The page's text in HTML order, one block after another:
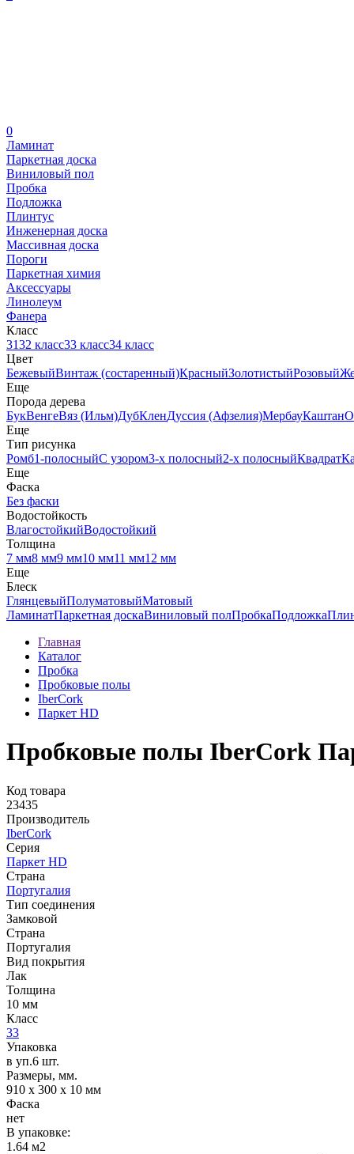
0
Ламинат
Паркетная доска
Виниловый пол
Пробка
Подложка
Плинтус
Инженерная доска
Массивная доска
Пороги
Паркетная химия
Аксессуары
Линолеум
Фанера
Класс
3132 класс33 класс34 класс
Цвет
БежевыйВинтаж (состаренный)КрасныйЗолотистыйРозовый
Еще
Порода дерева
БукВенгеВяз (Ильм)ДубКленДуссия (Афзелия)МербауКаштан
Еще
Тип рисунка
Ромб1-полосныйС узором3-х полосный2-х полосныйКвадрат
Еще
Фаска
Без фаски
Водостойкость
ВлагостойкийВодостойкий
Толщина
7 мм8 мм9 мм10 мм11 мм12 мм
Еще
Блеск
ГлянцевыйПолуматовыйМатовый
ЛаминатПаркетная доскаВиниловый полПробкаПодложка
Главная
Каталог
Пробка
Пробковые полы
IberCork
Паркет HD
Пробковые полы IberCork
Код товара
23435
Производитель
IberCork
Серия
Паркет HD
Страна
Португалия
Тип соединения
Замковой
Страна
Португалия
Вид покрытия
Лак
Толщина
10 мм
Класс
33
Упаковка
в уп.6 шт.
Размеры, мм.
910 х 300 х 10 мм
Фаска
нет
В упаковке:
1.64 м2